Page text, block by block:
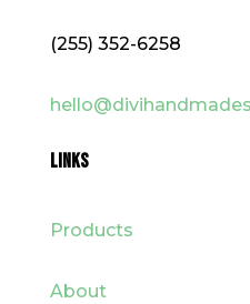
(255) 352-6258
LINKS
Products
About